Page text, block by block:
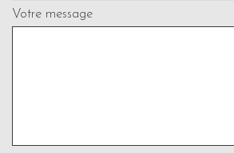
Votre message